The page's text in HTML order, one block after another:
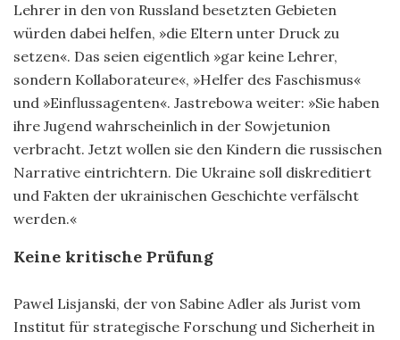
Lehrer in den von Russland besetzten Gebieten
würden dabei helfen, »die Eltern unter Druck zu
setzen«. Das seien eigentlich »gar keine Lehrer,
sondern Kollaborateure«, »Helfer des Faschismus«
und »Einflussagenten«. Jastrebowa weiter: »Sie haben
ihre Jugend wahrscheinlich in der Sowjetunion
verbracht. Jetzt wollen sie den Kindern die russischen
Narrative eintrichtern. Die Ukraine soll diskreditiert
und Fakten der ukrainischen Geschichte verfälscht
werden.«
Keine kritische Prüfung
Pawel Lisjanski, der von Sabine Adler als Jurist vom
Institut für strategische Forschung und Sicherheit in